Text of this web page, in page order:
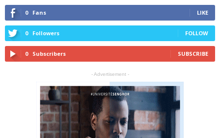
0 Fans LIKE
0 Followers FOLLOW
0 Subscribers SUBSCRIBE
- Advertisement -